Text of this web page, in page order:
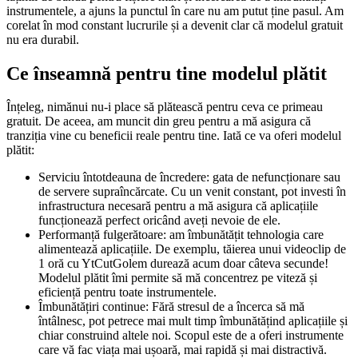
instrumentele, a ajuns la punctul în care nu am putut ține pasul. Am
corelat în mod constant lucrurile și a devenit clar că modelul gratuit
nu era durabil.
Ce înseamnă pentru tine modelul plătit
Înțeleg, nimănui nu-i place să plătească pentru ceva ce primeau
gratuit. De aceea, am muncit din greu pentru a mă asigura că
tranziția vine cu beneficii reale pentru tine. Iată ce va oferi modelul
plătit:
Serviciu întotdeauna de încredere: gata de nefuncționare sau
de servere supraîncărcate. Cu un venit constant, pot investi în
infrastructura necesară pentru a mă asigura că aplicațiile
funcționează perfect oricând aveți nevoie de ele.
Performanță fulgerătoare: am îmbunătățit tehnologia care
alimentează aplicațiile. De exemplu, tăierea unui videoclip de
1 oră cu YtCutGolem durează acum doar câteva secunde!
Modelul plătit îmi permite să mă concentrez pe viteză și
eficiență pentru toate instrumentele.
Îmbunătățiri continue: Fără stresul de a încerca să mă
întâlnesc, pot petrece mai mult timp îmbunătățind aplicațiile și
chiar construind altele noi. Scopul este de a oferi instrumente
care vă fac viața mai ușoară, mai rapidă și mai distractivă.